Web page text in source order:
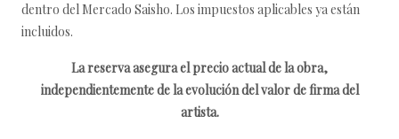
dentro del Mercado Saisho. Los impuestos aplicables ya están
incluidos.
La reserva asegura el precio actual de la obra,
independientemente de la evolución del valor de firma del
artista.